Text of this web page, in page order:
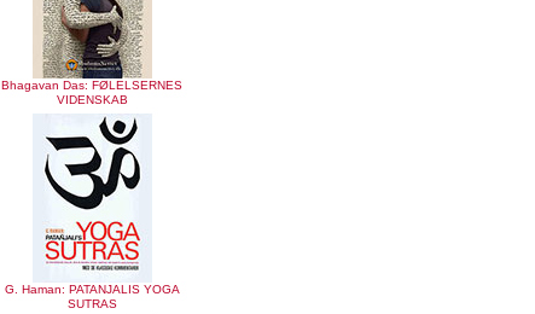
Bhagavan Das: FØLELSERNES
VIDENSKAB
G. Haman: PATANJALIS YOGA
SUTRAS